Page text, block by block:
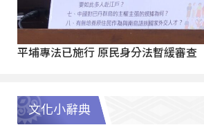
平埔專法已施行 原民身分法暫緩審查
文化小辭典